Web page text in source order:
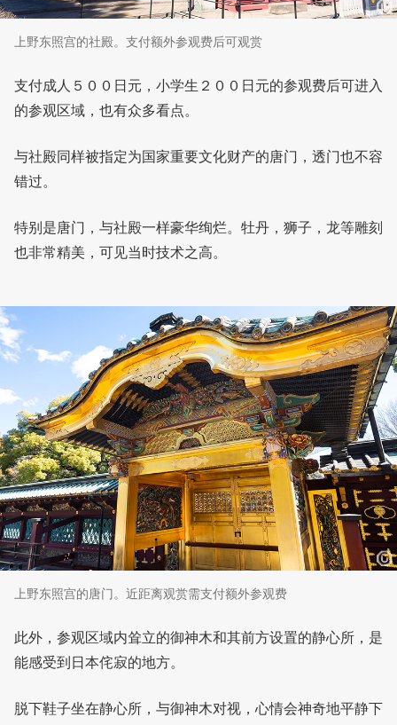
上野东照宫的社殿。支付额外参观费后可观赏
支付成人５００日元，小学生２００日元的参观费后可进入
的参观区域，也有众多看点。
与社殿同样被指定为国家重要文化财产的唐门，透门也不容
错过。
特别是唐门，与社殿一样豪华绚烂。牡丹，狮子，龙等雕刻
也非常精美，可见当时技术之高。
上野东照宫的唐门。近距离观赏需支付额外参观费
此外，参观区域内耸立的御神木和其前方设置的静心所，是
能感受到日本侘寂的地方。
脱下鞋子坐在静心所，与御神木对视，心情会神奇地平静下